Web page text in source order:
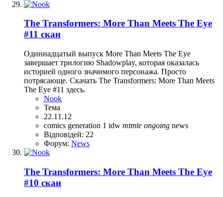
The Transformers: More Than Meets The Eye
#11 скан
Одиннадцатый выпуск More Than Meets The Eye
завершает трилогию Shadowplay, которая оказалась
историей одного значимого персонажа. Просто
потрясающе. Скачать The Transformers: More Than Meets
The Eye #11 здесь.
Nook
Тема
22.11.12
comics generation 1 idw mtmte ongoing news
Відповідей: 22
Форум: News
The Transformers: More Than Meets The Eye
#10 скан